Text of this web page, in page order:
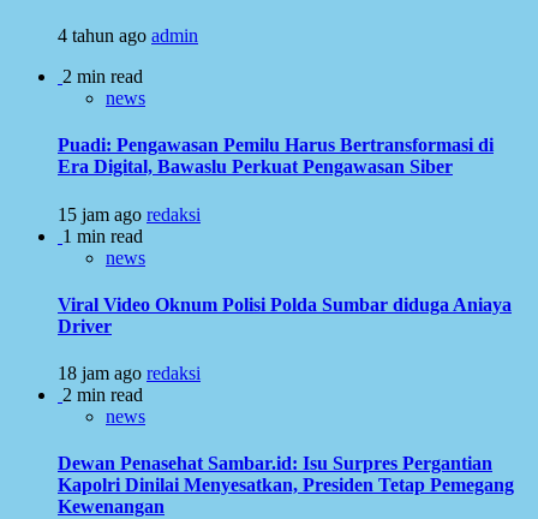
4 tahun ago admin
2 min read
news
Puadi: Pengawasan Pemilu Harus Bertransformasi di
Era Digital, Bawaslu Perkuat Pengawasan Siber
15 jam ago redaksi
1 min read
news
Viral Video Oknum Polisi Polda Sumbar diduga Aniaya
Driver
18 jam ago redaksi
2 min read
news
Dewan Penasehat Sambar.id: Isu Surpres Pergantian
Kapolri Dinilai Menyesatkan, Presiden Tetap Pemegang
Kewenangan